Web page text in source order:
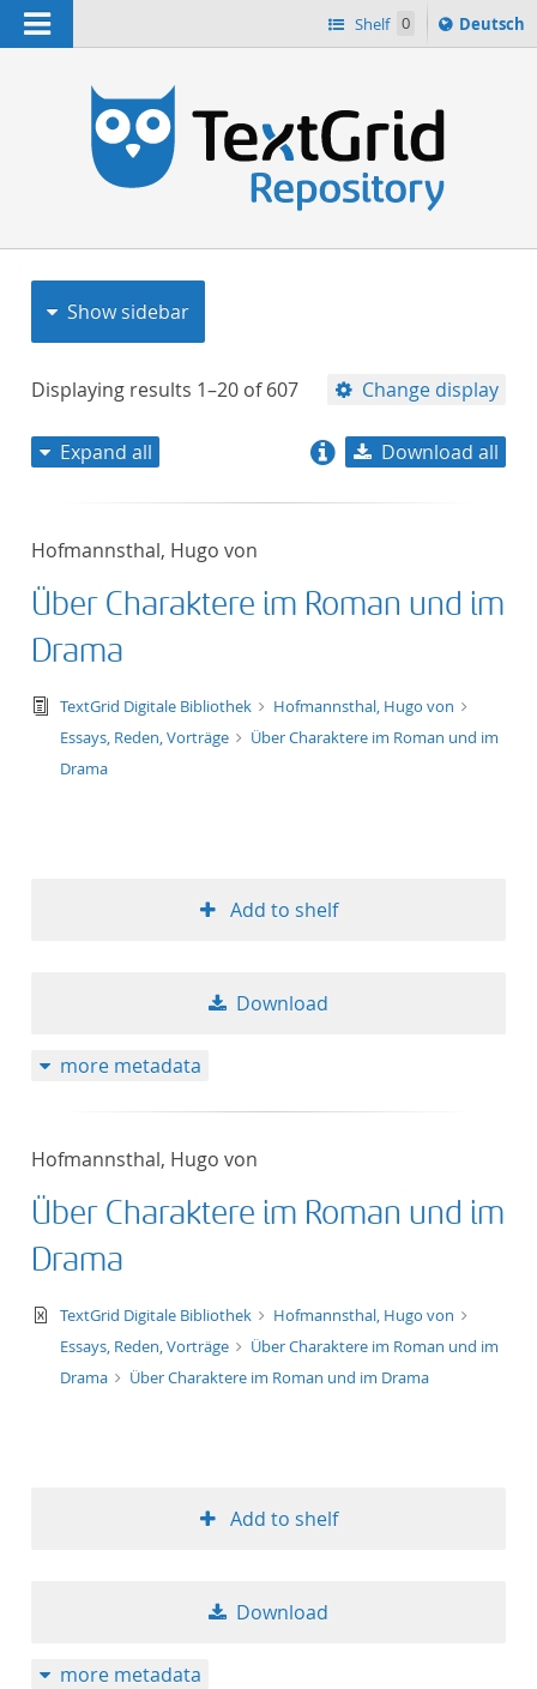
Navigation Shelf 0
Sprache
ï¿½ndern
Deutsch
Show sidebar
Displaying results 1–20 of607 Change display
title descending
format
Expand all Download all
Hofmannsthal, Hugo von
Über Charaktere im Roman und im
Drama
text/tg.edition+tg.aggregation+xml
TextGrid Digitale Bibliothek
Hofmannsthal, Hugo von
Essays, Reden, Vorträge
Über Charaktere im Roman und im
Drama
Add to shelf
Download
more metadata
Hofmannsthal, Hugo von
Über Charaktere im Roman und im
Drama
text/xml
TextGrid Digitale Bibliothek
Hofmannsthal, Hugo von
Essays, Reden, Vorträge
Über Charaktere im Roman und im
Drama
Über Charaktere im Roman und im Drama
Add to shelf
Download
more metadata